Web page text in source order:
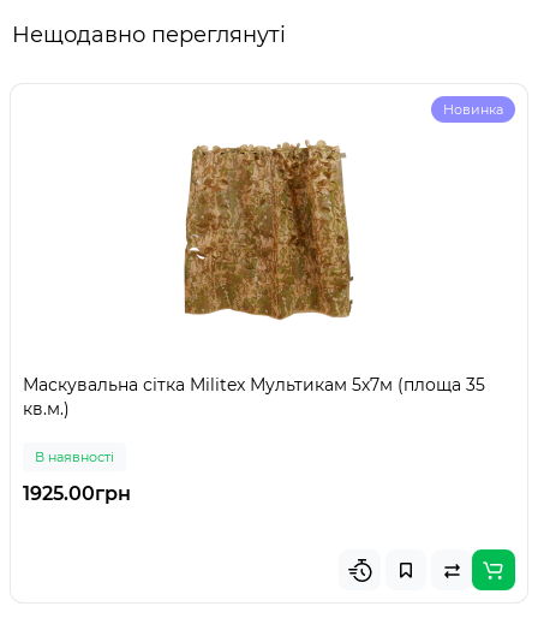
Нещодавно переглянуті
Новинка
Маскувальна сітка Militex Мультикам 5х7м (площа 35
кв.м.)
В наявності
1925.00грн